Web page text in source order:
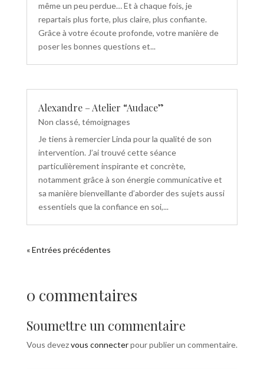
même un peu perdue… Et à chaque fois, je
repartais plus forte, plus claire, plus confiante.
Grâce à votre écoute profonde, votre manière de
poser les bonnes questions et...
Alexandre – Atelier “Audace”
Non classé, témoignages
Je tiens à remercier Linda pour la qualité de son
intervention. J’ai trouvé cette séance
particulièrement inspirante et concrète,
notamment grâce à son énergie communicative et
sa manière bienveillante d’aborder des sujets aussi
essentiels que la confiance en soi,...
« Entrées précédentes
0 commentaires
Soumettre un commentaire
Vous devezvous connecterpour publier un commentaire.